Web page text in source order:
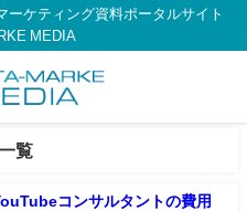
ーケティング資料ポータルサイト
MEDIA
覧
コンサルタントの費用